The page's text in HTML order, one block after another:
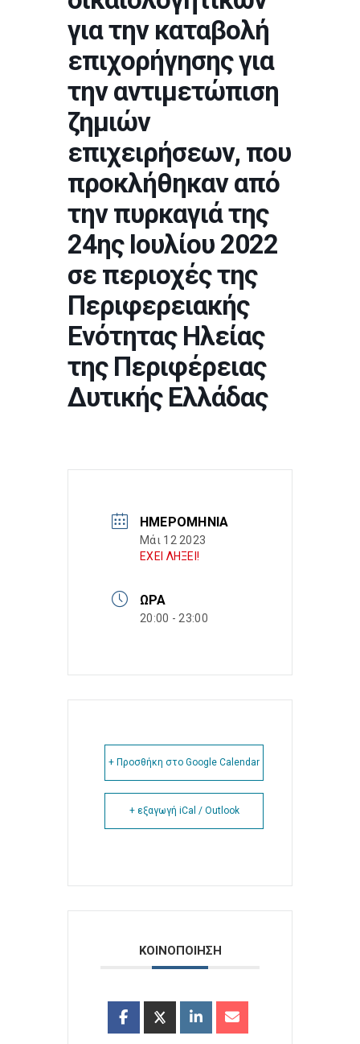
για την καταβολή
επιχορήγησης για
την αντιμετώπιση
ζημιών
επιχειρήσεων, που
προκλήθηκαν από
την πυρκαγιά της
24ης Ιουλίου 2022
σε περιοχές της
Περιφερειακής
Ενότητας Ηλείας
της Περιφέρειας
Δυτικής Ελλάδας
ΗΜΕΡΟΜΗΝΊΑ
Μάι 12 2023
ΕΧΕΙ ΛΗΞΕΙ!
ΏΡΑ
20:00 - 23:00
+ Προσθήκη στο Google Calendar
+ εξαγωγή iCal / Outlook
ΚΟΙΝΟΠΟΙΗΣΗ